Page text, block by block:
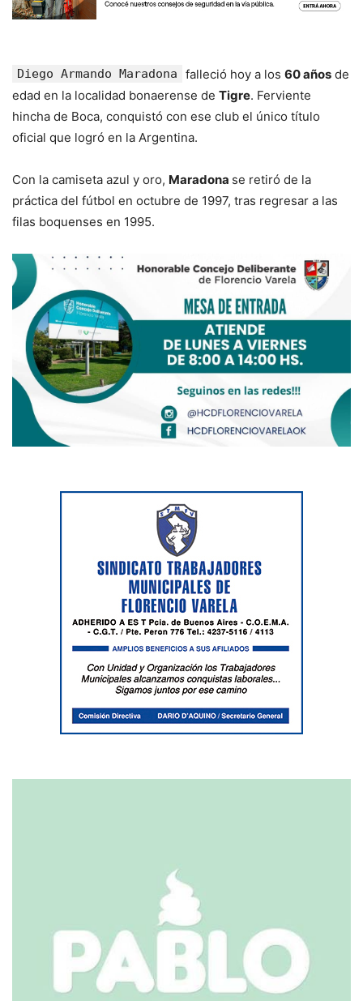
Diego Armando Maradona falleció hoy a los 60 años de
edad en la localidad bonaerense de Tigre. Ferviente
hincha de Boca, conquistó con ese club el único título
oficial que logró en la Argentina.
Con la camiseta azul y oro, Maradona se retiró de la
práctica del fútbol en octubre de 1997, tras regresar a las
filas boquenses en 1995.